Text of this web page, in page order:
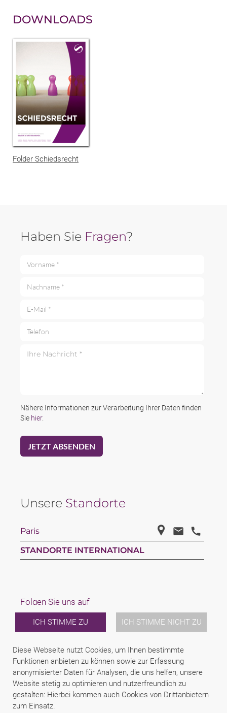
Diese Webseite nutzt Cookies, um Ihnen bestimmte
Funktionen anbieten zu können sowie zur Erfassung
anonymisierter Daten für Analysen, die uns helfen, unsere
Website stetig zu optimieren und nutzerfreundlich zu
gestalten: Hierbei kommen auch Cookies von Drittanbietern
zum Einsatz.
ICH STIMME ZU ICH STIMME NICHT ZU
DOWNLOADS
Folder Schiedsrecht
Haben Sie Fragen?
Nähere Informationen zur Verarbeitung Ihrer Daten finden
Sie hier.
Unsere Standorte
Paris
STANDORTE INTERNATIONAL
Folgen Sie uns auf
LinkedinFacebookYoutube
LAW
TEAM
KARRIERE
ÜBER UNS
INTERNATIONAL
NEWS & JUSFUL